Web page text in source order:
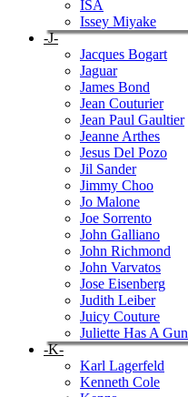
ISA
Issey Miyake
-J-
Jacques Bogart
Jaguar
James Bond
Jean Couturier
Jean Paul Gaultier
Jeanne Arthes
Jesus Del Pozo
Jil Sander
Jimmy Choo
Jo Malone
Joe Sorrento
John Galliano
John Richmond
John Varvatos
Jose Eisenberg
Judith Leiber
Juicy Couture
Juliette Has A Gun
-K-
Karl Lagerfeld
Kenneth Cole